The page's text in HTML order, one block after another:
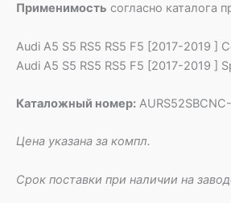
Применимость согласно каталога
Audi A5 S5 RS5 RS5 F5 [2017-2019 ]
Audi A5 S5 RS5 RS5 F5 [2017-2019 ]
Каталожный номер:
Цена указана за компл.
Срок поставки при наличии на